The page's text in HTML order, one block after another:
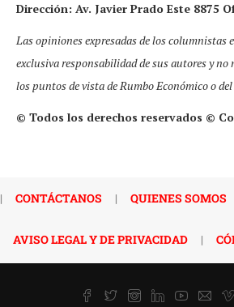
Dirección: Av. Javier Prado Este 8875
Las opiniones expresadas de los columnistas
exclusiva responsabilidad de sus autores y no
los puntos de vista de Rumbo Económico o
© Todos los derechos reservados ©
| CONTÁCTANOS | QUIENES SOMOS
AVISO LEGAL Y DE PRIVACIDAD |